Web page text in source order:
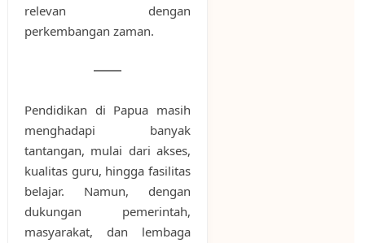
relevan dengan
perkembangan zaman.
Pendidikan di Papua masih
menghadapi banyak
tantangan, mulai dari akses,
kualitas guru, hingga fasilitas
belajar. Namun, dengan
dukungan pemerintah,
masyarakat, dan lembaga